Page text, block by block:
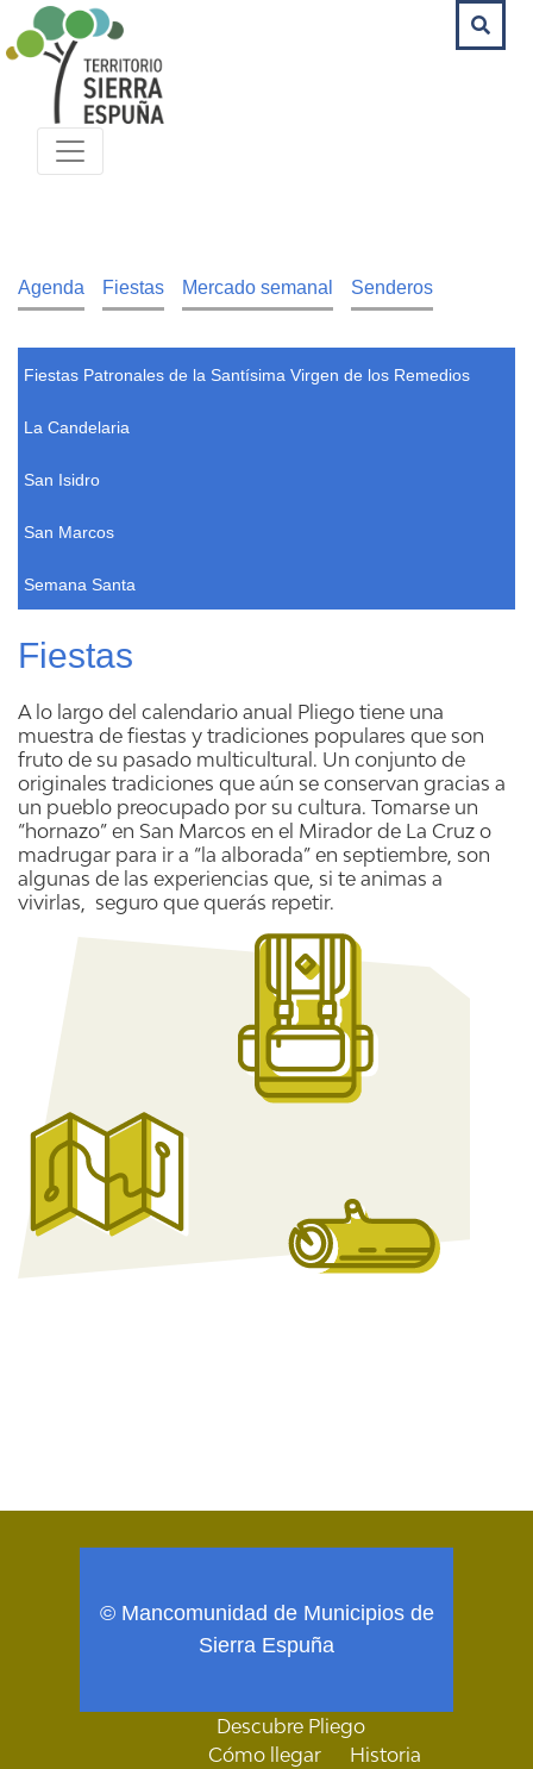
Agenda Fiestas Mercado semanal Senderos
Fiestas Patronales de la Santísima Virgen de los Remedios
La Candelaria
San Isidro
San Marcos
Semana Santa
Fiestas
A lo largo del calendario anual Pliego tiene una
muestra de fiestas y tradiciones populares que son
fruto de su pasado multicultural. Un conjunto de
originales tradiciones que aún se conservan gracias a
un pueblo preocupado por su cultura. Tomarse un
“hornazo” en San Marcos en el Mirador de La Cruz o
madrugar para ir a “la alborada” en septiembre, son
algunas de las experiencias que, si te animas a
vivirlas, seguro que querás repetir.
© Mancomunidad de Municipios de
Sierra Espuña
Descubre Pliego
Cómo llegar
Historia